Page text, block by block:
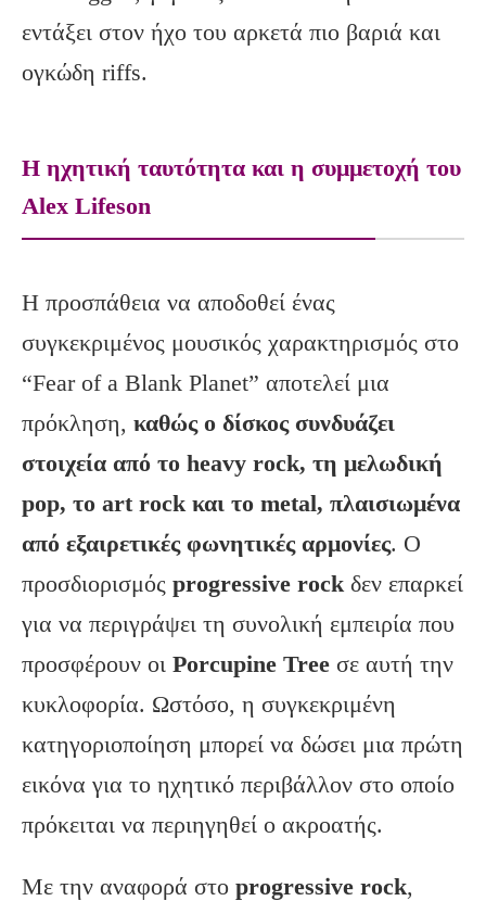
εντάξει στον ήχο του αρκετά πιο βαριά και
ογκώδη riffs.
Η ηχητική ταυτότητα και η συμμετοχή του
Alex Lifeson
Η προσπάθεια να αποδοθεί ένας
συγκεκριμένος μουσικός χαρακτηρισμός στο
“Fear of a Blank Planet” αποτελεί μια
πρόκληση, καθώς ο δίσκος συνδυάζει
στοιχεία από το heavy rock, τη μελωδική
pop, το artrock και το metal, πλαισιωμένα
από εξαιρετικές φωνητικές αρμονίες. Ο
προσδιορισμός progressive rock δεν επαρκεί
για να περιγράψει τη συνολική εμπειρία που
προσφέρουν οι Porcupine Tree σε αυτή την
κυκλοφορία. Ωστόσο, η συγκεκριμένη
κατηγοριοποίηση μπορεί να δώσει μια πρώτη
εικόνα για το ηχητικό περιβάλλον στο οποίο
πρόκειται να περιηγηθεί ο ακροατής.
Με την αναφορά στο progressive rock,